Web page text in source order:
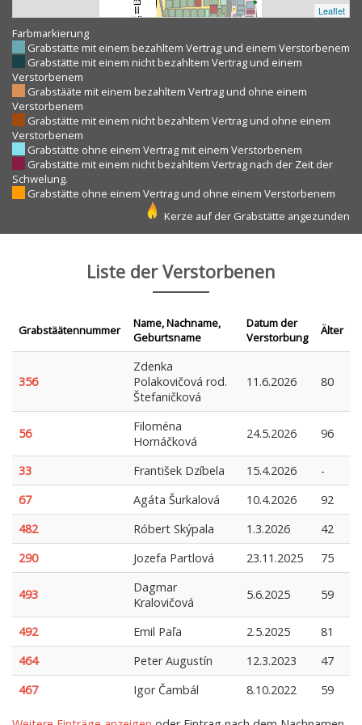
Leaflet
Farbmarkierung
Grabstätte mit einem bezahltem Vertrag und einem Verstorbenem
Grabstätte mit einem nicht bezahltem Vertrag und einem
Verstorbenem
Grabstääte mit einem bezahltem Vertrag und ohne einem
Verstorbenem
Grabstätte mit einem nicht bezahltem Vertrag und ohne einem
Verstorbenem
Grabstätte ohne einem Vertrag mit einem Verstorbenem
Grabstätte mit einem nicht bezahltem Vertrag nach der Zeit der
Schwelung.
Grabstätte ohne einem Vertrag und ohne einem Verstorbenem
Kerze auf der Grabstätte angezunden
Liste der Verstorbenen
Grabstäätennummer
Name, Nachname,
Geburtsname
Datum der
Verstorbung
Älter
356
Zdenka
Polakovičová rod.
Štefaničková
11.6.2026 80
56
Filoména
Hornáčková
24.5.2026 96
33 František Dzíbela 15.4.2026
-
67
Agáta Šurkalová 10.4.2026
92
482
Róbert Skýpala 1.3.2026
42
290
Jozefa Partlová 23.11.2025 75
493
Dagmar
Kralovičová
5.6.2025 59
492 Emil Paľa 2.5.2025
81
464
Peter Augustín 12.3.2023
47
467
Igor Čambál 8.10.2022 59